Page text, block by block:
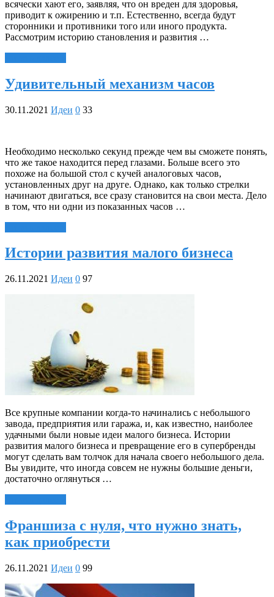
всячески хают его, заявляя, что он вреден для здоровья,
приводит к ожирению и т.п. Естественно, всегда будут
сторонники и противники того или иного продукта.
Рассмотрим историю становления и развития …
Удивительный механизм часов
30.11.2021 Идеи 0 33
Необходимо несколько секунд прежде чем вы сможете понять,
что же такое находится перед глазами. Больше всего это
похоже на большой стол с кучей аналоговых часов,
установленных друг на друге. Однако, как только стрелки
начинают двигаться, все сразу становится на свои места. Дело
в том, что ни одни из показанных часов …
Истории развития малого бизнеса
26.11.2021 Идеи 0 97
Все крупные компании когда-то начинались с небольшого
завода, предприятия или гаража, и, как известно, наиболее
удачными были новые идеи малого бизнеса. Истории
развития малого бизнеса и превращение его в супербренды
могут сделать вам толчок для начала своего небольшого дела.
Вы увидите, что иногда совсем не нужны большие деньги,
достаточно оглянуться …
Франшиза с нуля, что нужно знать,
как приобрести
26.11.2021 Идеи 0 99